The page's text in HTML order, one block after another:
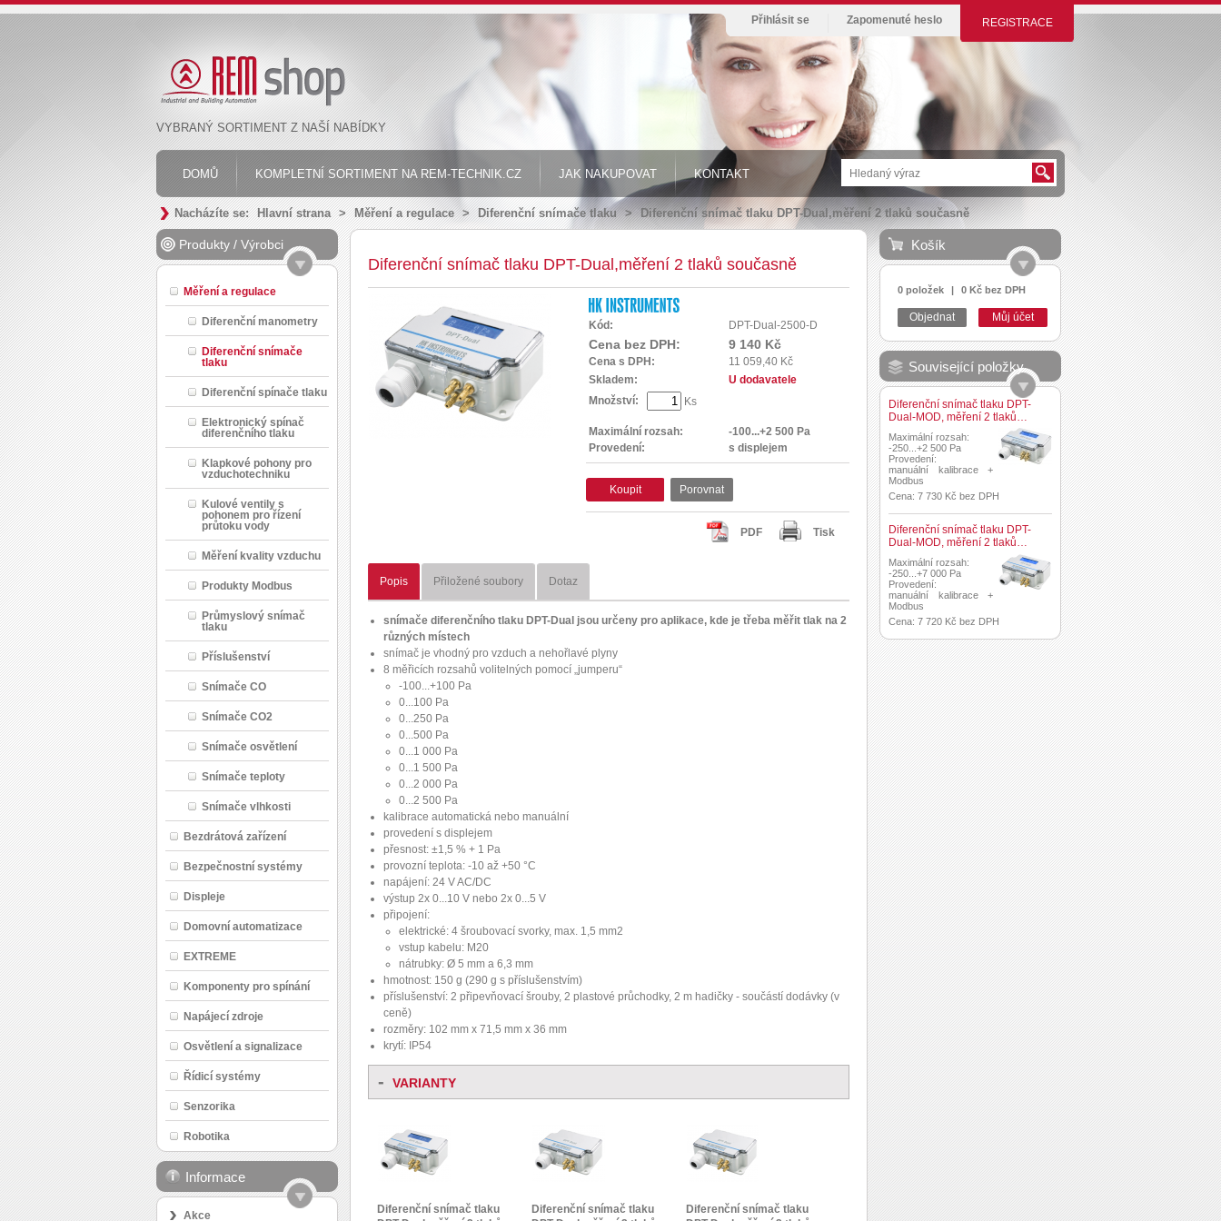
REGISTRACE
Přihlásit se Zapomenuté heslo
VYBRANÝ SORTIMENT Z NAŠÍ NABÍDKY
DOMŮ KOMPLETNÍ SORTIMENT NA REM-TECHNIK.CZ JAK NAKUPOVAT KONTAKT
Nacházíte se: Hlavní strana > Měření a regulace > Diferenční snímače tlaku > Diferenční snímač tlaku DPT-Dual,měření 2 tlaků současně
Produkty / Výrobci
Měření a regulace
Diferenční manometry
Diferenční snímače
tlaku
Diferenční spínače tlaku
Elektronický spínač
diferenčního tlaku
Klapkové pohony pro
vzduchotechniku
Kulové ventily s
pohonem pro řízení
průtoku vody
Měření kvality vzduchu
Produkty Modbus
Průmyslový snímač
tlaku
Příslušenství
Snímače CO
Snímače CO2
Snímače osvětlení
Snímače teploty
Snímače vlhkosti
Bezdrátová zařízení
Bezpečnostní systémy
Displeje
Domovní automatizace
EXTREME
Komponenty pro spínání
Napájecí zdroje
Osvětlení a signalizace
Řídicí systémy
Senzorika
Robotika
Informace
Akce
Diferenční snímač tlaku DPT-Dual,měření 2 tlaků současně
Kód: DPT-Dual-2500-D
Cena bez DPH: 9 140 Kč
Cena s DPH:
11 059,40 Kč
Skladem:
U dodavatele
Množství:
Ks
Maximální rozsah:
-100...+2 500 Pa
Provedení:
s displejem
Koupit Porovnat
Tisk
PDF
Popis Přiložené soubory Dotaz
snímače diferenčního tlaku DPT-Dual jsou určeny pro aplikace, kde je třeba měřit tlak na 2
různých místech
snímač je vhodný pro vzduch a nehořlavé plyny
8 měřicích rozsahů volitelných pomocí „jumperu“
-100...+100 Pa
0...100 Pa
0...250 Pa
0...500 Pa
0...1 000 Pa
0...1 500 Pa
0...2 000 Pa
0...2 500 Pa
kalibrace automatická nebo manuální
provedení s displejem
přesnost: ±1,5 % + 1 Pa
provozní teplota: -10 až +50 °C
napájení: 24 V AC/DC
výstup 2x 0...10 V nebo 2x 0...5 V
připojení:
elektrické: 4 šroubovací svorky, max. 1,5 mm2
vstup kabelu: M20
nátrubky: Ø 5 mm a 6,3 mm
hmotnost: 150 g (290 g s příslušenstvím)
příslušenství: 2 připevňovací šrouby, 2 plastové průchodky, 2 m hadičky - součástí dodávky (v
ceně)
rozměry: 102 mm x 71,5 mm x 36 mm
krytí: IP54
- VARIANTY
Diferenční snímač tlaku
Diferenční snímač tlaku
Diferenční snímač tlaku
Košík
0 položek | 0 Kč bez DPH
Objednat Můj účet
Související položky
Diferenční snímač tlaku DPT-
Dual-MOD, měření 2 tlaků…
Maximální rozsah:
-250...+2 500 Pa
Provedení:
manuální kalibrace +
Modbus
Cena: 7 730 Kč bez DPH
Diferenční snímač tlaku DPT-
Dual-MOD, měření 2 tlaků…
Maximální rozsah:
-250...+7 000 Pa
Provedení:
manuální kalibrace +
Modbus
Cena: 7 720 Kč bez DPH